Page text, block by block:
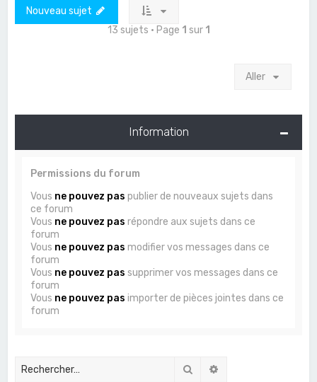
Nouveau sujet
13 sujets • Page 1 sur 1
Aller
Information
Permissions du forum
Vous ne pouvez pas publier de nouveaux sujets dans
ce forum
Vous ne pouvez pas répondre aux sujets dans ce
forum
Vous ne pouvez pas modifier vos messages dans ce
forum
Vous ne pouvez pas supprimer vos messages dans ce
forum
Vous ne pouvez pas importer de pièces jointes dans ce
forum
Rechercher